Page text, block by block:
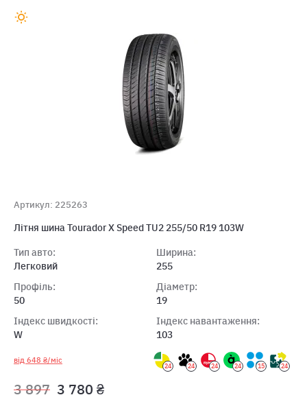
Артикул: 225263
Літня шина Tourador X Speed TU2 255/50 R19 103W
Тип авто:
Легковий
Профіль:
50
Індекс швидкості:
W
Ширина:
255
Діаметр:
19
Індекс навантаження:
103
від 648 ₴/міс
24 24 24 24 15 24
3 897 3 780 ₴